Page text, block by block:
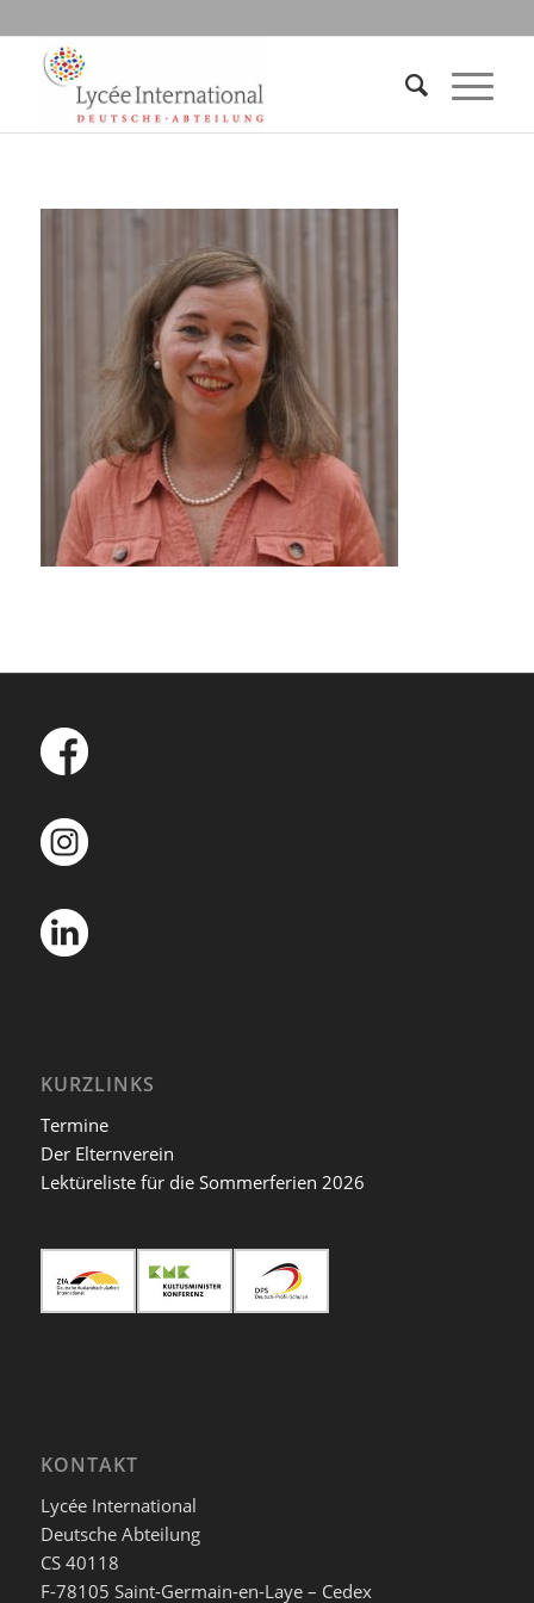
KURZLINKS
Termine
Der Elternverein
Lektüreliste für die Sommerferien 2026
KONTAKT
Lycée International
Deutsche Abteilung
CS 40118
F-78105 Saint-Germain-en-Laye – Cedex